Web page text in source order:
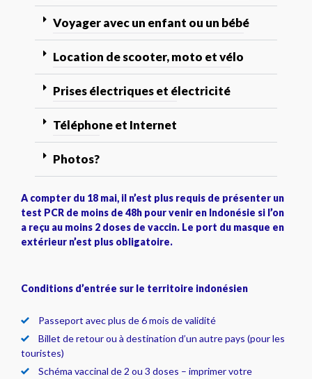
Voyager avec un enfant ou un bébé
Location de scooter, moto et vélo
Prises électriques et électricité
Téléphone et Internet
Photos?
A compter du 18 mai, il n’est plus requis de présenter un
test PCR de moins de 48h pour venir en Indonésie si l’on
a reçu au moins 2 doses de vaccin. Le port du masque en
extérieur n’est plus obligatoire.
Conditions d’entrée sur le territoire indonésien
Passeport avec plus de 6 mois de validité
Billet de retour ou à destination d’un autre pays (pour les
touristes)
Schéma vaccinal de 2 ou 3 doses – imprimer votre